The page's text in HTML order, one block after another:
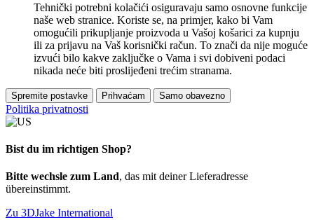
Tehnički potrebni kolačići osiguravaju samo osnovne funkcije
naše web stranice. Koriste se, na primjer, kako bi Vam
omogućili prikupljanje proizvoda u Vašoj košarici za kupnju
ili za prijavu na Vaš korisnički račun. To znači da nije moguće
izvući bilo kakve zaključke o Vama i svi dobiveni podaci
nikada neće biti proslijeđeni trećim stranama.
Spremite postavke Prihvaćam Samo obavezno
Politika privatnosti
Bist du im richtigen Shop?
Bitte wechsle zum Land, das mit deiner Lieferadresse
übereinstimmt.
Zu 3DJake International